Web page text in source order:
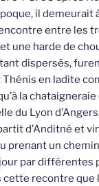
il demeurait
entre les
une harde de
dispersés,
en ladite
la chataigneraie
du Lyon
d’Anditné et
prenant un
par différentes
cette recontre que